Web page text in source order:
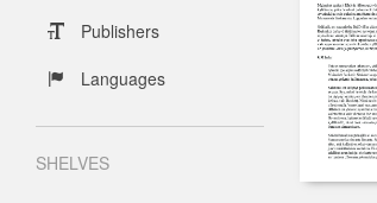
Publishers
Languages
SHELVES